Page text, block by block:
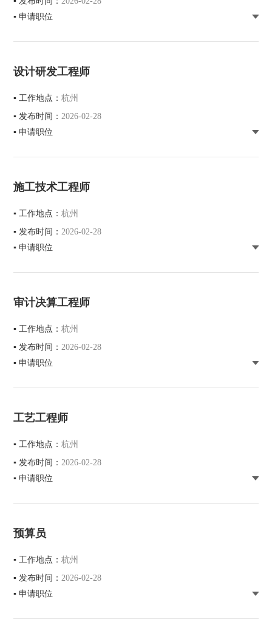
▪ 申请职位
设计研发工程师
▪ 工作地点：杭州
▪ 发布时间：2026-02-28
▪ 申请职位
施工技术工程师
▪ 工作地点：杭州
▪ 发布时间：2026-02-28
▪ 申请职位
审计决算工程师
▪ 工作地点：杭州
▪ 发布时间：2026-02-28
▪ 申请职位
工艺工程师
▪ 工作地点：杭州
▪ 发布时间：2026-02-28
▪ 申请职位
预算员
▪ 工作地点：杭州
▪ 发布时间：2026-02-28
▪ 申请职位